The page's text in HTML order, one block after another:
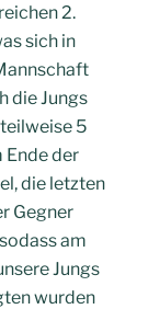
2.
sich in
die Jungs
5
Ende der
die letzten
Gegner
am
Jungs
wurden